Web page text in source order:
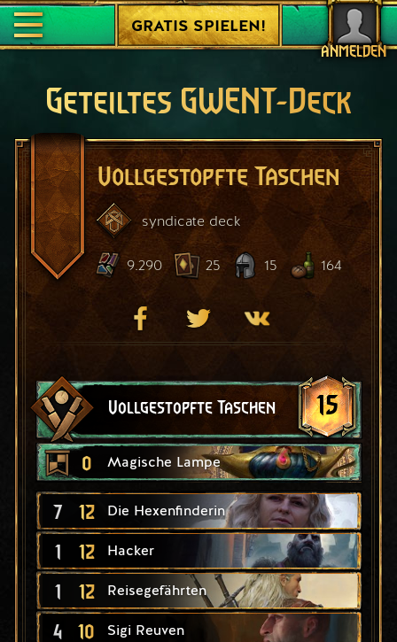
ANMELDEN
GRATIS SPIELEN!
Geteiltes GWENT-Deck
Vollgestopfte Taschen
syndicate deck
9.290 25 15 164
Vollgestopfte Taschen 15
0 Magische Lampe
7 12 Die Hexenfinderin
1 12 Hacker
1 12 Reisegefährten
4 10 Sigi Reuven